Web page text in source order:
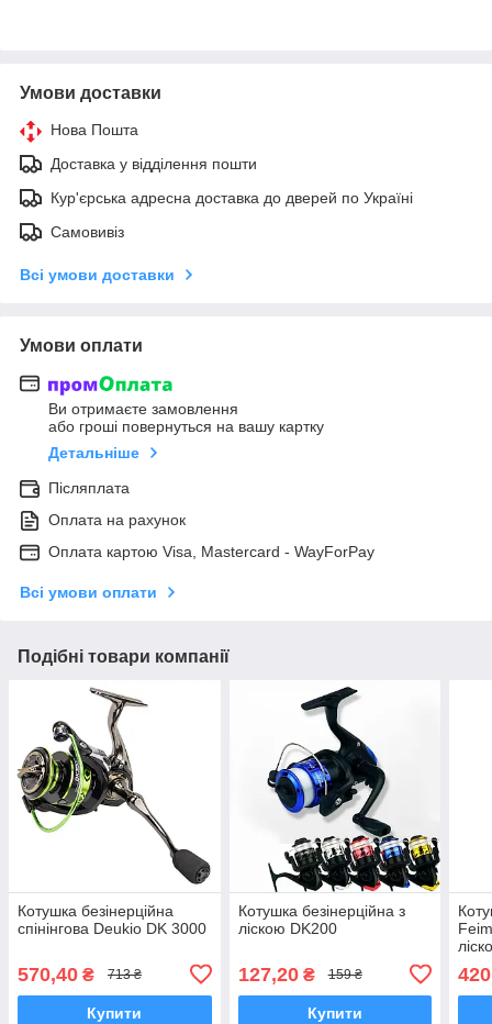
Умови доставки
Нова Пошта
Доставка у відділення пошти
Кур'єрська адресна доставка до дверей по Україні
Самовивіз
Всі умови доставки
Умови оплати
Ви отримаєте замовлення
або гроші повернуться на вашу картку
Детальніше
Післяплата
Оплата на рахунок
Оплата картою Visa, Mastercard - WayForPay
Всі умови оплати
Подібні товари компанії
Котушка безінерційна
спінінгова Deukio DK 3000
570,40 ₴ 713 ₴
Купити
Котушка безінерційна з
ліскою DK200
127,20₴ 159 ₴
Купити
420